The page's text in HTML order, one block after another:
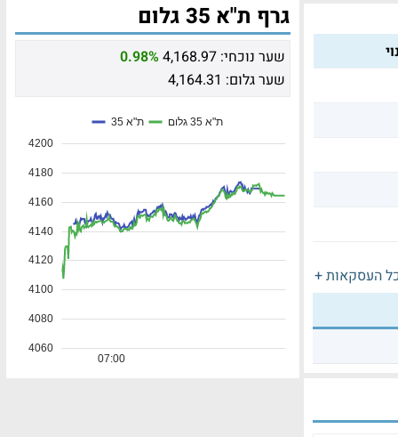
העסקאות +
גרף ת"א 35 גלום
שער נוכחי: 4,168.97
0.98%
שער גלום: 4,164.31